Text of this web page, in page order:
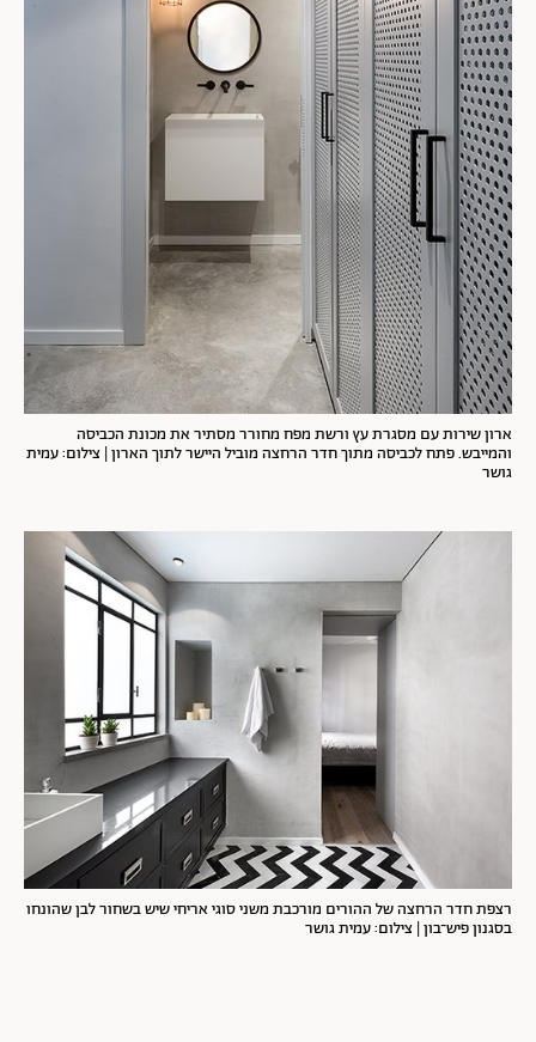
ארון שירות עם מסגרת עץ ורשת מפח מחורר מסתיר את מכונת הכביסה
והמייבש. פתח לכביסה מתוך חדר הרחצה מוביל היישר לתוך הארון | צילום: עמית
גושר
רצפת חדר הרחצה של ההורים מורכבת משני סוגי אריחי שיש בשחור לבן שהונחו
בסגנון פיש־בון | צילום: עמית גושר